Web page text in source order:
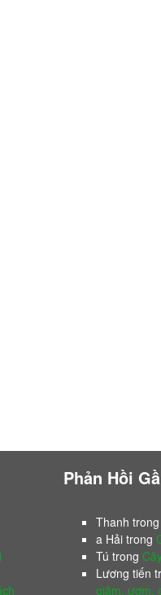
Phản Hồi
Thanh trong
a Hảitrong
Tú trong
Lương tiến
giâm, ươm,